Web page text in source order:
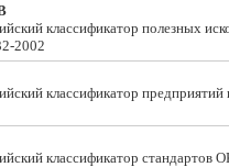
классификатор полезных
2002
классификатор
классификатор